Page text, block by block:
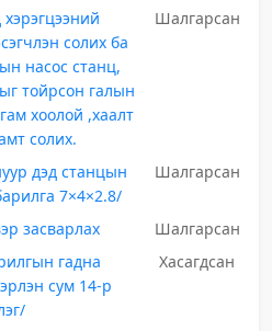
солих ба
насос станц,
тойрсон галын
хоолой ,хаалт
солих.
Шалгарсан
дэд станцын
7×4×2.8/
Шалгарсан
засварлах
Шалгарсан
гадна
сум 14-р
Хасагдсан